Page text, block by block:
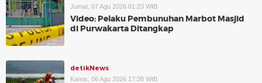
Jumat, 07 Agu 2026 01:23 WIB
Video: Pelaku Pembunuhan Marbot Masjid
di Purwakarta Ditangkap
detikNews
Kamis, 06 Agu 2026 17:38 WIB